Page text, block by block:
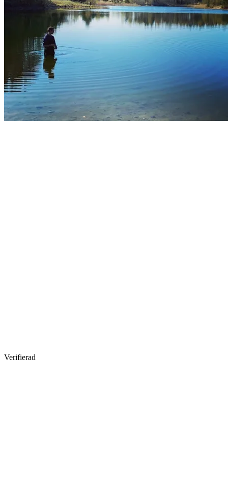
Verifierad